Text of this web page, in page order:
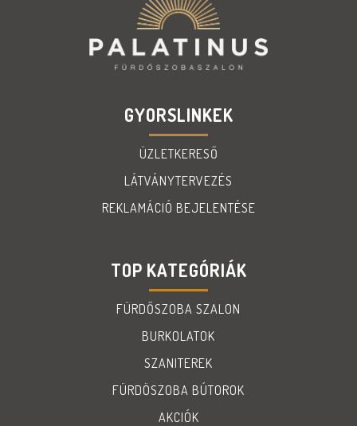
GYORSLINKEK
ÜZLETKERESŐ
LÁTVÁNYTERVEZÉS
REKLAMÁCIÓ BEJELENTÉSE
TOP KATEGÓRIÁK
FÜRDŐSZOBA SZALON
BURKOLATOK
SZANITEREK
FÜRDÖSZOBA BÚTOROK
AKCIÓK